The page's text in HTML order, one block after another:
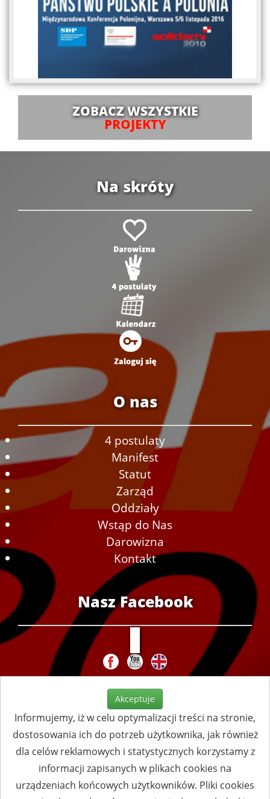
ZOBACZ WSZYSTKIE
PROJEKTY
Na skróty
O nas
4 postulaty
Manifest
Statut
Zarząd
Oddziały
Wstąp do Nas
Darowizna
Kontakt
Nasz Facebook
Akceptuje
Informujemy, iż w celu optymalizacji treści na stronie,
dostosowania ich do potrzeb użytkownika, jak również
dla celów reklamowych i statystycznych korzystamy z
informacji zapisanych w plikach cookies na
urządzeniach końcowych użytkowników. Pliki cookies